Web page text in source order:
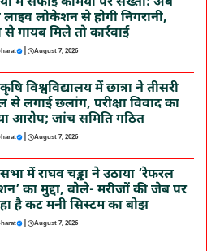
लोकेशन से होगी निगरानी,
से गायब मिले तो कार्रवाई
| August 7, 2026
विश्वविद्यालय में छात्रा ने तीसरी
से लगाई छलांग, परीक्षा विवाद का
आरोप; जांच समिति गठित
| August 7, 2026
में राघव चड्ढा ने उठाया ‘रेफरल
का मुद्दा, बोले- मरीजों की जेब पर
है कट मनी सिस्टम का बोझ
| August 7, 2026